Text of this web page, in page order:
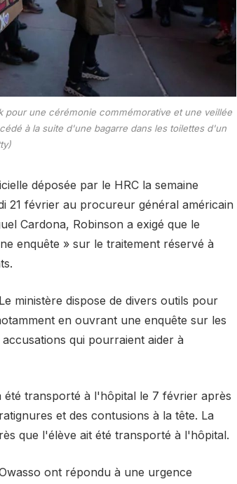
pour une cérémonie commémorative et une veillée
à la suite d'une bagarre dans les toilettes d'un
déposée par le HRC la semaine
21 février au procureur général américain
Cardona, Robinson a exigé que le
enquête » sur le traitement réservé à
ministère dispose de divers outils pour
en ouvrant une enquête sur les
qui pourraient aider à
été transporté à l'hôpital le 7 février après
et des contusions à la tête. La
que l'élève ait été transporté à l'hôpital.
ont répondu à une urgence